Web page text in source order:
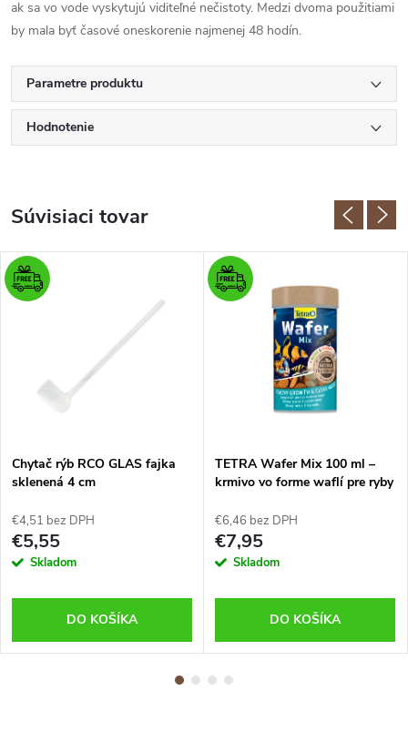
ak sa vo vode vyskytujú viditeľné nečistoty. Medzi dvoma použitiami
by mala byť časové oneskorenie najmenej 48 hodín.
Parametre produktu
Hodnotenie
Súvisiaci tovar
Chytač rýb RCO GLAS fajka
sklenená 4 cm
€4,51 bez DPH
€5,55
Skladom
DO KOŠÍKA
TETRA Wafer Mix 100 ml –
krmivo vo forme waflí pre ryby
€6,46 bez DPH
€7,95
Skladom
DO KOŠÍKA